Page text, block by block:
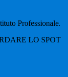
Professionale.
LO SPOT